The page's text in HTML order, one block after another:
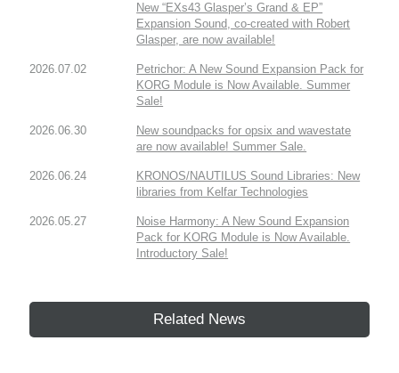
New “EXs43 Glasper’s Grand & EP”
Expansion Sound, co-created with Robert
Glasper, are now available!
2026.07.02
Petrichor: A New Sound Expansion Pack for
KORG Module is Now Available. Summer
Sale!
2026.06.30
New soundpacks for opsix and wavestate
are now available! Summer Sale.
2026.06.24
KRONOS/NAUTILUS Sound Libraries: New
libraries from Kelfar Technologies
2026.05.27
Noise Harmony: A New Sound Expansion
Pack for KORG Module is Now Available.
Introductory Sale!
Related News